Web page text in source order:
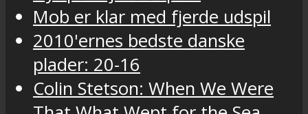
Mob er klar med fjerde udspil
2010'ernes bedste danske
plader: 20-16
Colin Stetson: When We Were